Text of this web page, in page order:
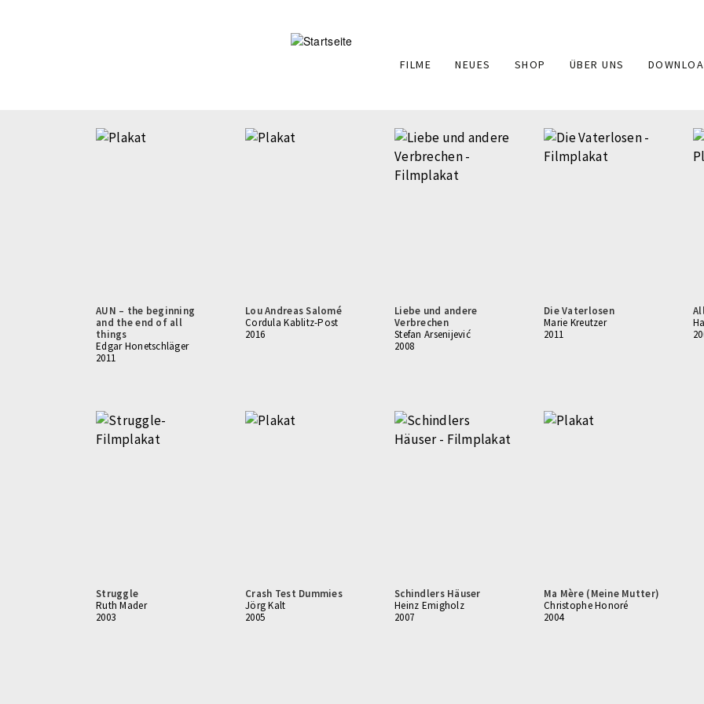
Main
FILME NEUES SHOP ÜBER UNS
AUN – the beginning
and the end of all
things
Edgar Honetschläger
2011
Lou Andreas Salomé
Cordula Kablitz-Post
2016
Liebe und andere
Verbrechen
Stefan Arsenijević
2008
Die Vaterlosen
Marie Kreutzer
2011
Struggle
Ruth Mader
2003
Crash Test Dummies
Jörg Kalt
2005
Schindlers Häuser
Heinz Emigholz
2007
Ma Mère (Meine Mutter)
Christophe Honoré
2004
Seitennummerierung